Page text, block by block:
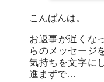
こんばんは。
お返事が遅くな
らのメッセージ
気持ちを文字に
進まずで…